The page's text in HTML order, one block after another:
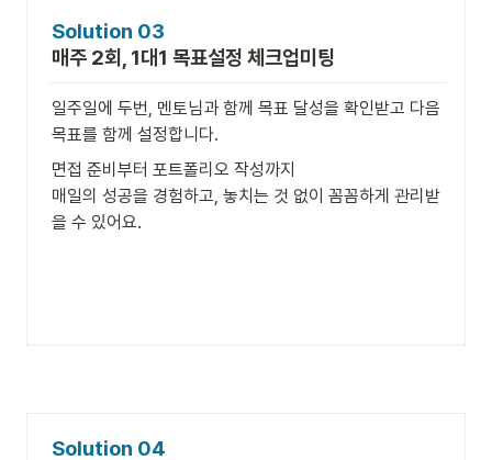
Solution 03
매주 2회, 1대1 목표설정 체크업미팅
일주일에 두번, 멘토님과 함께 목표 달성을 확인받고 다음
목표를 함께 설정합니다.
면접 준비부터 포트폴리오 작성까지
매일의 성공을 경험하고, 놓치는 것 없이 꼼꼼하게 관리받
을 수 있어요.
Solution 04